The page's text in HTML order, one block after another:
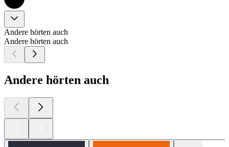
Andere hörten auch
Andere hörten auch
Andere hörten auch